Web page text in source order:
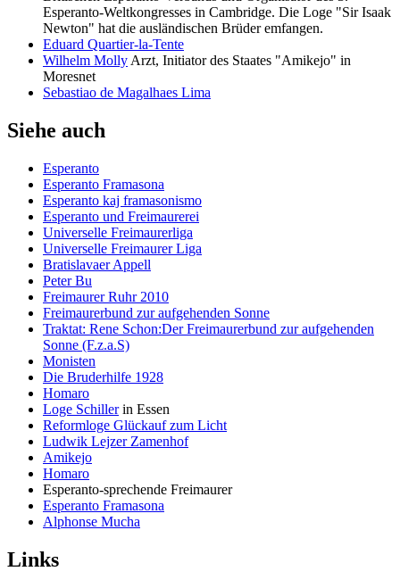
Esperanto-Weltkongresses in Cambridge. Die Loge "Sir Isaak
Newton" hat die ausländischen Brüder emfangen.
Eduard Quartier-la-Tente
Wilhelm Molly Arzt, Initiator des Staates "Amikejo" in
Moresnet
Sebastiao de Magalhaes Lima
Siehe auch
Esperanto
Esperanto Framasona
Esperanto kaj framasonismo
Esperanto und Freimaurerei
Universelle Freimaurerliga
Universelle Freimaurer Liga
Bratislavaer Appell
Peter Bu
Freimaurer Ruhr 2010
Freimaurerbund zur aufgehenden Sonne
Traktat: Rene Schon:Der Freimaurerbund zur aufgehenden
Sonne (F.z.a.S)
Monisten
Die Bruderhilfe 1928
Homaro
Loge Schillerin Essen
Reformloge Glückauf zum Licht
Ludwik Lejzer Zamenhof
Amikejo
Homaro
Esperanto-sprechende Freimaurer
Esperanto Framasona
Alphonse Mucha
Links